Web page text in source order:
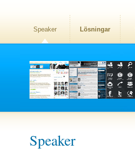
Speaker Lösningar
Speaker